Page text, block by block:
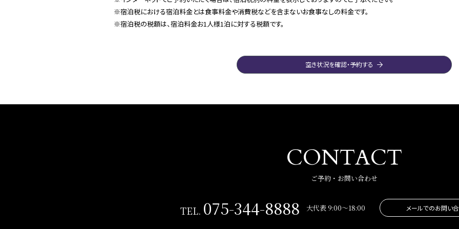
※宿泊税における宿泊料金とは食事料金や消費税などを含まないお食事なしの料金です。
※宿泊税の税額は、宿泊料金お1人様1泊に対する税額です。
空き状況を確認・予約する
ご予約・お問い合わせ
CONTACT
TEL. 075-344-8888 大代表 9:00～18:00 メールでのお問い